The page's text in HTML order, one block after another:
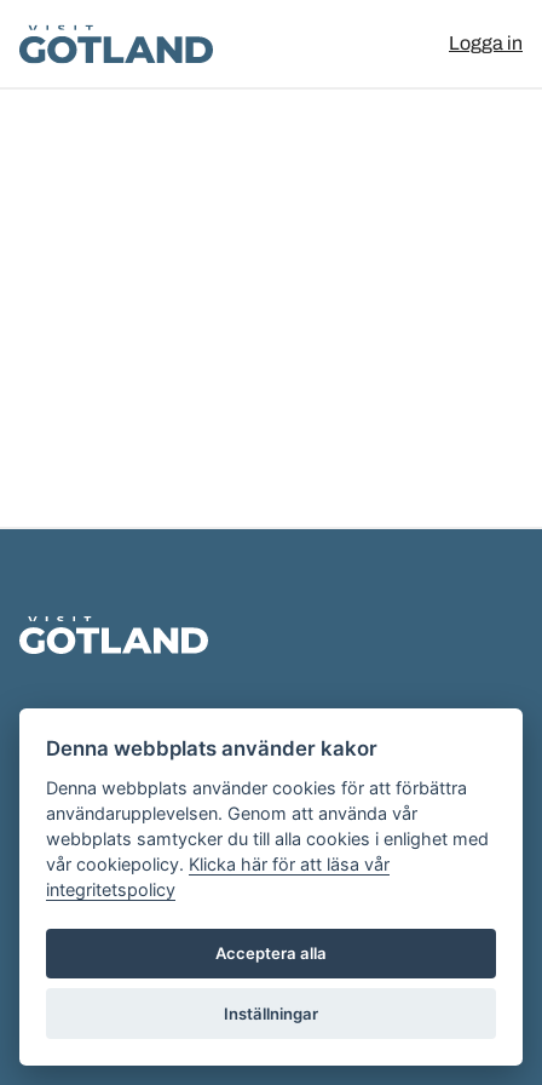
Visit Gotland
Logga in
Evenemangskalendern presenteras av
Destination Gotland påvisitgotland.se.
Har du frågor om evenemangskalendern? Mejla oss på
evenemang@visitgotland.se.
Cookies
Villkor
Skapa konto
Denna webbplats använder kakor
Denna webbplats använder cookies för att förbättra
användarupplevelsen. Genom att använda vår
webbplats samtycker du till alla cookies i enlighet med
vår cookiepolicy. Klicka här för att läsa vår
integritetspolicy
Acceptera alla
Inställningar